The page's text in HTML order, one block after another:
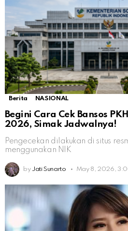
Berita NASIONAL
Begini Cara Cek Bansos
2026, Simak Jadwalnya!
Pengecekan dilakukan di situs
menggunakan NIK
by Jati Sunarto May 8, 2026,